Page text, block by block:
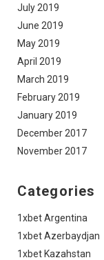
July 2019
June 2019
May 2019
April 2019
March 2019
February 2019
January 2019
December 2017
November 2017
Categories
1xbet Argentina
1xbet Azerbaydjan
1xbet Kazahstan